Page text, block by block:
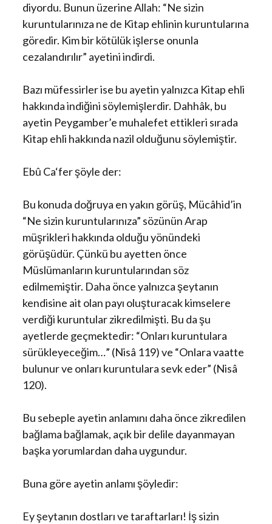
diyordu. Bunun üzerine Allah: “Ne sizin
kuruntularınıza ne de Kitap ehlinin kuruntularına
göredir. Kim bir kötülük işlerse onunla
cezalandırılır” ayetini indirdi.
Bazı müfessirler ise bu ayetin yalnızca Kitap ehli
hakkında indiğini söylemişlerdir. Dahhâk, bu
ayetin Peygamber’e muhalefet ettikleri sırada
Kitap ehli hakkında nazil olduğunu söylemiştir.
Ebû Ca‘fer şöyle der:
Bu konuda doğruya en yakın görüş, Mücâhid’in
“Ne sizin kuruntularınıza” sözünün Arap
müşrikleri hakkında olduğu yönündeki
görüşüdür. Çünkü bu ayetten önce
Müslümanların kuruntularından söz
edilmemiştir. Daha önce yalnızca şeytanın
kendisine ait olan payı oluşturacak kimselere
verdiği kuruntular zikredilmişti. Bu da şu
ayetlerde geçmektedir: “Onları kuruntulara
sürükleyeceğim…” (Nisâ 119) ve “Onlara vaatte
bulunur ve onları kuruntulara sevk eder” (Nisâ
120).
Bu sebeple ayetin anlamını daha önce zikredilen
bağlama bağlamak, açık bir delile dayanmayan
başka yorumlardan daha uygundur.
Buna göre ayetin anlamı şöyledir:
Ey şeytanın dostları ve taraftarları! İş sizin